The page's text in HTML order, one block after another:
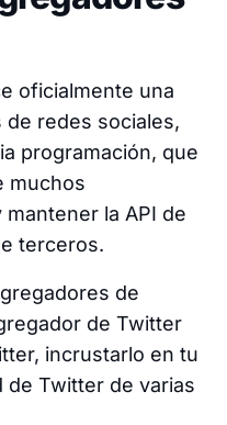
oficialmente una
redes sociales,
programación, que
muchos
la API de
terceros.
de
de Twitter
incrustarlo en tu
Twitter de varias